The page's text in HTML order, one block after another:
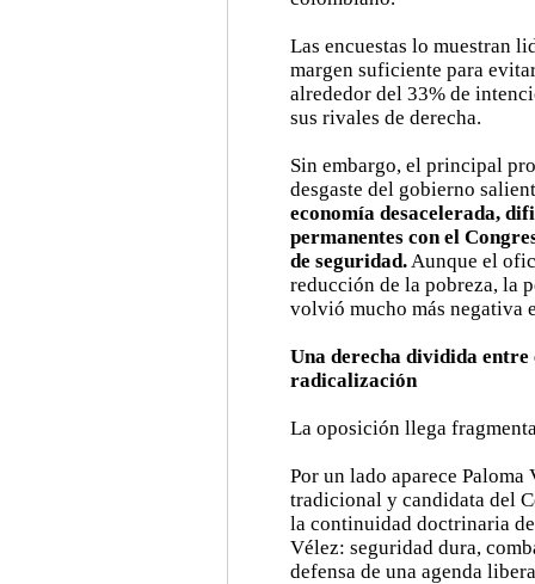
Las encuestas lo muestran
margen suficiente para
alrededor del 33% de
sus rivales de derecha.
Sin embargo, el principal
desgaste del gobierno
economía desacelerada,
permanentes con el
de seguridad.Aunque el
reducción de la pobreza, la
volvió mucho más negativa
Una derecha dividida
radicalización
La oposición llega
Por un lado aparece
tradicional y candidata del
la continuidad doctrinaria
Vélez: seguridad dura,
defensa de una agenda